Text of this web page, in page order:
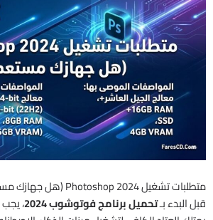
متطلبات تشغيل Photoshop 2024 (هل جهازك مستعد؟)
قبل البدء بـتحميل برنامج فوتوشوب 2024
،